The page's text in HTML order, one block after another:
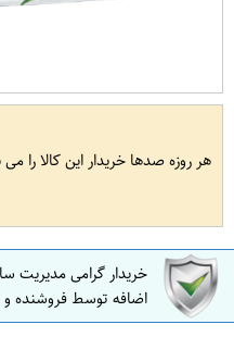
هر روزه صدها خریدار این کالا را
خریدار گرامی مدیریت
اضافه توسط فروشنده و